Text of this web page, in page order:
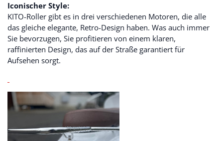
Iconischer Style:
KITO-Roller gibt es in drei verschiedenen Motoren, die alle
das gleiche elegante, Retro-Design haben. Was auch immer
Sie bevorzugen, Sie profitieren von einem klaren,
raffinierten Design, das auf der Straße garantiert für
Aufsehen sorgt.